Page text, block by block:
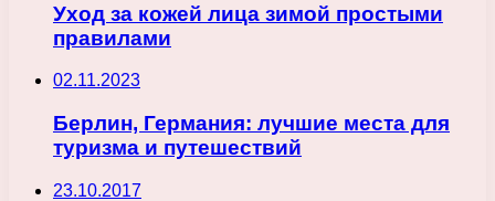
Уход за кожей лица зимой простыми
правилами
02.11.2023
Берлин, Германия: лучшие места для
туризма и путешествий
23.10.2017